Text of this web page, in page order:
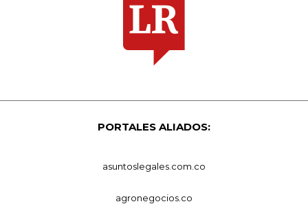
PORTALES ALIADOS:
asuntoslegales.com.co
agronegocios.co